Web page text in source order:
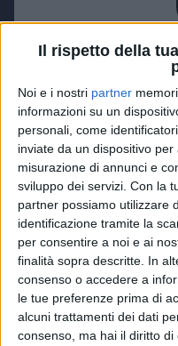
Il rispetto della
Noi e i nostri partner
informazioni su un
personali, come
inviate da un dispositivo
misurazione di annunci e
sviluppo dei servizi. Con la
partner possiamo utilizzare
identificazione tramite la
per consentire a noi e ai
finalità sopra descritte. In
consenso o accedere a
le tue preferenze prima di
alcuni trattamenti dei dati
consenso, ma hai il diritto
Visualizza
Un post condiviso
Il brano, prodotto da
mandoliniedechidi